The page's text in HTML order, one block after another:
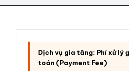
Dịch vụ gia tăng: Phí xử lý
toán (Payment Fee)